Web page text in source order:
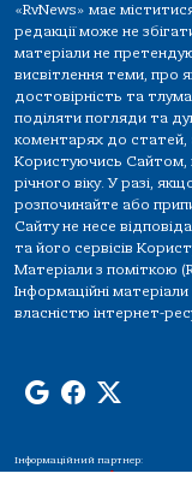
«RvNews» має
редакції може не
матеріали не
висвітлення теми, про
достовірність та
поділяти погляди та
коментарях до статей,
Користуючись Сайтом,
річного віку. У разі,
розпочинайте або
Сайту не несе
та його сервісів
Матеріали з поміткою
Інформаційні
власністю інтернет-
Інформаційний партнер: